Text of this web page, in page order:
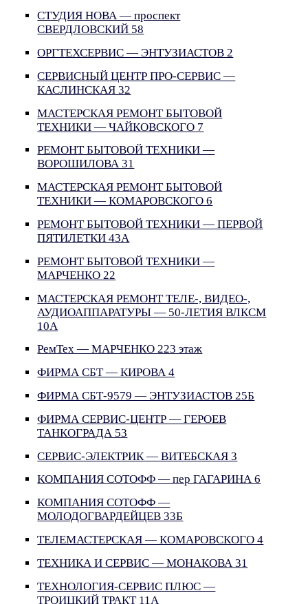
СТУДИЯ НОВА — проспект
СВЕРДЛОВСКИЙ 58
ОРГТЕХСЕРВИС — ЭНТУЗИАСТОВ 2
СЕРВИСНЫЙ ЦЕНТР ПРО-СЕРВИС —
КАСЛИНСКАЯ 32
МАСТЕРСКАЯ РЕМОНТ БЫТОВОЙ
ТЕХНИКИ — ЧАЙКОВСКОГО 7
РЕМОНТ БЫТОВОЙ ТЕХНИКИ —
ВОРОШИЛОВА 31
МАСТЕРСКАЯ РЕМОНТ БЫТОВОЙ
ТЕХНИКИ — КОМАРОВСКОГО 6
РЕМОНТ БЫТОВОЙ ТЕХНИКИ — ПЕРВОЙ
ПЯТИЛЕТКИ 43А
РЕМОНТ БЫТОВОЙ ТЕХНИКИ —
МАРЧЕНКО 22
МАСТЕРСКАЯ РЕМОНТ ТЕЛЕ-, ВИДЕО-,
АУДИОАППАРАТУРЫ — 50-ЛЕТИЯ ВЛКСМ
10А
РемТех — МАРЧЕНКО 223 этаж
ФИРМА СБТ — КИРОВА 4
ФИРМА СБТ-9579 — ЭНТУЗИАСТОВ 25Б
ФИРМА СЕРВИС-ЦЕНТР — ГЕРОЕВ
ТАНКОГРАДА 53
СЕРВИС-ЭЛЕКТРИК — ВИТЕБСКАЯ 3
КОМПАНИЯ СОТОФФ — пер ГАГАРИНА 6
КОМПАНИЯ СОТОФФ —
МОЛОДОГВАРДЕЙЦЕВ 33Б
ТЕЛЕМАСТЕРСКАЯ — КОМАРОВСКОГО 4
ТЕХНИКА И СЕРВИС — МОНАКОВА 31
ТЕХНОЛОГИЯ-СЕРВИС ПЛЮС —
ТРОИЦКИЙ ТРАКТ 11А